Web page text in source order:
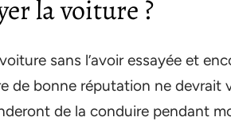
la voiture ?
sans l’avoir essayée et
de bonne réputation ne devrait
de la conduire pendant